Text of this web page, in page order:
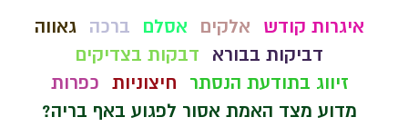
איגרות קודש אלקים אסלם ברכה גאווה
דביקות בבורא
דבקות בצדיקים
זיווג בתודעת הנסתר
חיצוניות כפרות
מדוע מצד האמת אסור לפגוע באף בריה?